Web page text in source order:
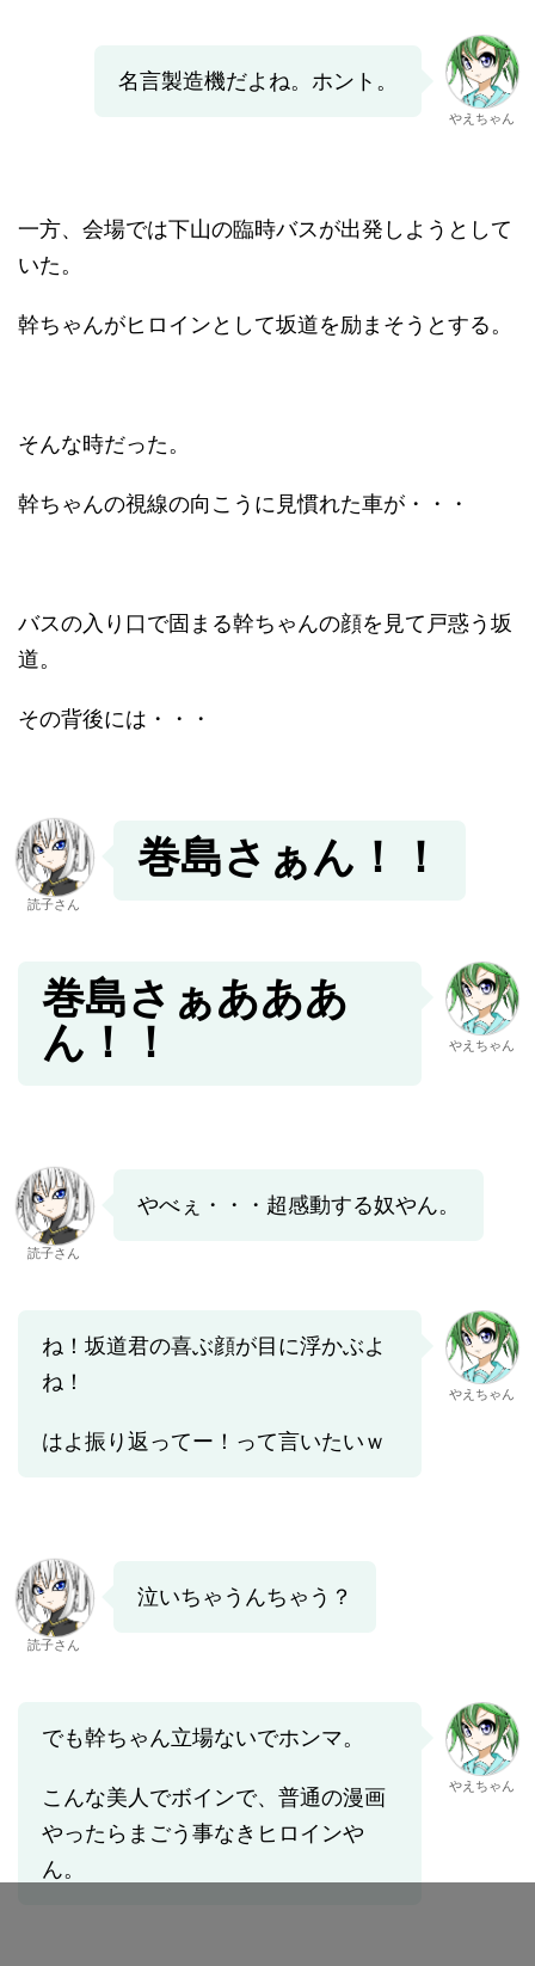
名言製造機だよね。ホント。
やえちゃん
一方、会場では下山の臨時バスが出発しようとして
いた。
幹ちゃんがヒロインとして坂道を励まそうとする。
そんな時だった。
幹ちゃんの視線の向こうに見慣れた車が・・・
バスの入り口で固まる幹ちゃんの顔を見て戸惑う坂
道。
その背後には・・・
読子さん
巻島さぁん！！
巻島さぁあああ
ん！！
やえちゃん
読子さん
やべぇ・・・超感動する奴やん。
ね！坂道君の喜ぶ顔が目に浮かぶよ
ね！
はよ振り返ってー！って言いたいｗ
やえちゃん
読子さん
泣いちゃうんちゃう？
でも幹ちゃん立場ないでホンマ。
こんな美人でボインで、普通の漫画
やったらまごう事なきヒロインや
ん。
やえちゃん